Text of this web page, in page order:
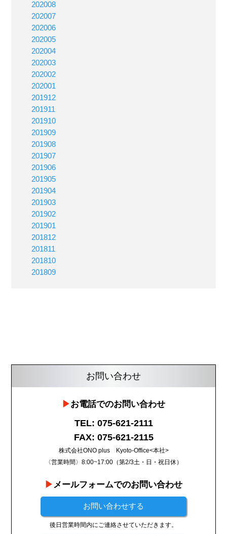
202008
202007
202006
202005
202004
202003
202002
202001
201912
201911
201910
201909
201908
201907
201906
201905
201904
201903
201902
201901
201812
201811
201810
201809
お問い合わせ
お電話でのお問い合わせ
TEL: 075-621-2111
FAX: 075-621-2115
株式会社ONO plus Kyoto-Office<本社>
〈営業時間〉8:00~17:00（第2/3土・日・祝日休）
メールフォームでのお問い合わせ
お問い合わせする
後日営業時間内にご連絡させていただきます。